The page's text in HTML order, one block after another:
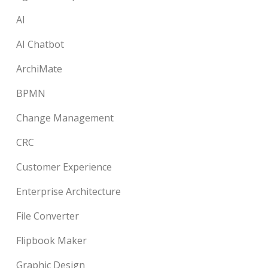
AI
AI Chatbot
ArchiMate
BPMN
Change Management
CRC
Customer Experience
Enterprise Architecture
File Converter
Flipbook Maker
Graphic Design